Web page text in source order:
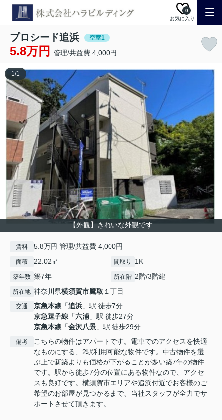
お気に入り
0
プロシード追浜 空室1
5.8万円 管理/共益費 4,000円
【外観】きれいな外観です
1/1
賃料 5.8万円 管理/共益費 4,000円
面積 22.02㎡ 間取り 1K
築年数 築7年 所在階 2階/3階建
所在地 神奈川県横須賀市鷹取 １丁目
交通 京急本線 「追浜 」駅 徒歩7分
京急逗子線 「六浦 」駅 徒歩27分
京急本線 「金沢八景 」駅 徒歩29分
備考
こちらの物件はアパートです。電車でのアクセスを快適
なものにする、2駅利用可能な物件です。中古物件を選
ぶ上で新築よりも価格が下がることが多い築7年の物件
です。駅から徒歩7分の位置にある物件なので、アクセ
スも良好です。横須賀市エリアや追浜付近でお客様のご
希望のお部屋が見つかるまで、当社スタッフが全力でサ
ポートさせて頂きます。